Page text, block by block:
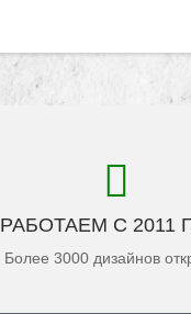
РАБОТАЕМ С 2011
Более 3000 дизайнов